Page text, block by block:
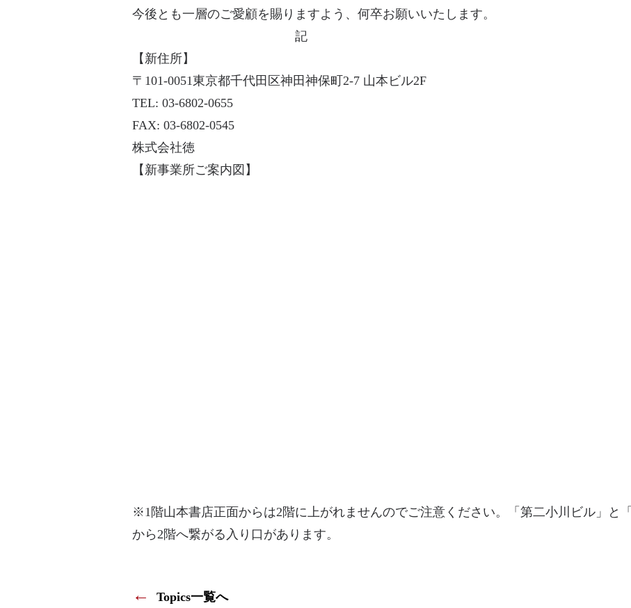
今後とも一層のご愛顧を賜りますよう、何卒お願いいたします。
記
【新住所】
〒101-0051東京都千代田区神田神保町2-7 山本ビル2F
TEL: 03-6802-0655
FAX: 03-6802-0545
株式会社徳
【新事業所ご案内図】
※1階山本書店正面からは2階に上がれませんのでご注意ください。「第二小川ビル」と
から2階へ繋がる入り口があります。
← Topics一覧へ